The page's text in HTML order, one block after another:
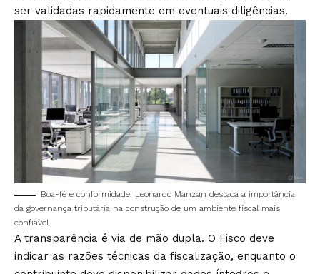
ser validadas rapidamente em eventuais diligências.
Boa-fé e conformidade: Leonardo Manzan destaca a importância
da governança tributária na construção de um ambiente fiscal mais
confiável.
A transparência é via de mão dupla. O Fisco deve
indicar as razões técnicas da fiscalização, enquanto o